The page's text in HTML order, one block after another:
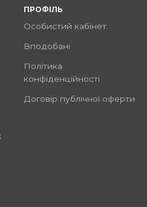
ПРОФІЛЬ
Особистий кабінет
Вподобані
Політика
конфіденційності
Договір публічної оферти